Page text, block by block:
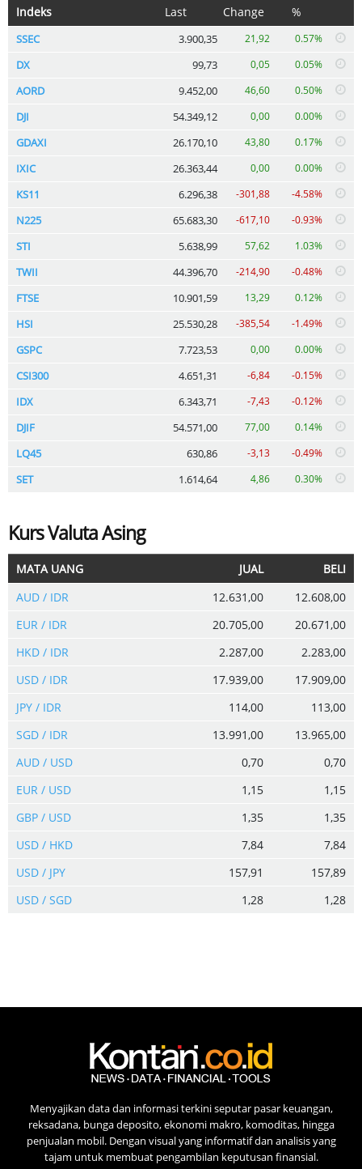
Indeks Last Change %
SSEC 3.900,35 21,92 0.57%
DX 99,73 0,05 0.05%
AORD 9.452,00 46,60 0.50%
DJI 54.349,12 0,00 0.00%
GDAXI 26.170,10 43,80 0.17%
IXIC 26.363,44 0,00 0.00%
KS11 6.296,38 -301,88 -4.58%
N225 65.683,30 -617,10 -0.93%
STI 5.638,99 57,62 1.03%
TWII 44.396,70 -214,90 -0.48%
FTSE 10.901,59 13,29 0.12%
HSI 25.530,28 -385,54 -1.49%
GSPC 7.723,53 0,00 0.00%
CSI300 4.651,31 -6,84 -0.15%
IDX 6.343,71 -7,43 -0.12%
DJIF 54.571,00 77,00 0.14%
LQ45 630,86 -3,13 -0.49%
SET 1.614,64 4,86 0.30%
Kurs Valuta Asing
MATA UANG JUAL
BELI
AUD / IDR
12.631,00
12.608,00
EUR / IDR
20.705,00
20.671,00
HKD / IDR
2.287,00
2.283,00
USD / IDR
17.939,00
17.909,00
JPY / IDR
114,00
113,00
SGD / IDR
13.991,00
13.965,00
AUD / USD
0,70
0,70
EUR / USD
1,15
1,15
GBP / USD
1,35
1,35
USD / HKD
7,84
7,84
USD / JPY
157,91
157,89
USD / SGD
1,28 1,28
Menyajikan data dan informasi terkini seputar pasar keuangan,
reksadana, bunga deposito, ekonomi makro, komoditas, hingga
penjualan mobil. Dengan visual yang informatif dan analisis yang
tajam untuk membuat pengambilan keputusan finansial.